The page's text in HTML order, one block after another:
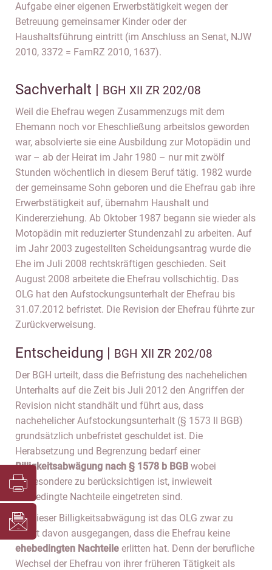
Aufgabe einer eigenen Erwerbstätigkeit wegen der
Betreuung gemeinsamer Kinder oder der
Haushaltsführung eintritt (im Anschluss an Senat, NJW
2010, 3372 = FamRZ 2010, 1637).
Sachverhalt | BGH XII ZR 202/08
Weil die Ehefrau wegen Zusammenzugs mit dem
Ehemann noch vor Eheschließung arbeitslos geworden
war, absolvierte sie eine Ausbildung zur Motopädin und
war – ab der Heirat im Jahr 1980 – nur mit zwölf
Stunden wöchentlich in diesem Beruf tätig. 1982 wurde
der gemeinsame Sohn geboren und die Ehefrau gab ihre
Erwerbstätigkeit auf, übernahm Haushalt und
Kindererziehung. Ab Oktober 1987 begann sie wieder als
Motopädin mit reduzierter Stundenzahl zu arbeiten. Auf
im Jahr 2003 zugestellten Scheidungsantrag wurde die
Ehe im Juli 2008 rechtskräftigen geschieden. Seit
August 2008 arbeitete die Ehefrau vollschichtig. Das
OLG hat den Aufstockungsunterhalt der Ehefrau bis
31.07.2012 befristet. Die Revision der Ehefrau führte zur
Zurückverweisung.
Entscheidung | BGH XII ZR 202/08
Der BGH urteilt, dass die Befristung des nachehelichen
Unterhalts auf die Zeit bis Juli 2012 den Angriffen der
Revision nicht standhält und führt aus, dass
nachehelicher Aufstockungsunterhalt (§ 1573 II BGB)
grundsätzlich unbefristet geschuldet ist. Die
Herabsetzung und Begrenzung bedarf einer
Billigkeitsabwägung nach § 1578 b BGB wobei
insbesondere zu berücksichtigen ist, inwieweit
ehebedingte Nachteile eingetreten sind.
Bei dieser Billigkeitsabwägung ist das OLG zwar zu
Recht davon ausgegangen, dass die Ehefrau keine
ehebedingten Nachteile erlitten hat. Denn der berufliche
Wechsel der Ehefrau von ihrer früheren Tätigkeit als